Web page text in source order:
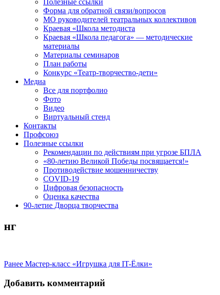
Полезные ссылки
Форма для обратной связи/вопросов
МО руководителей театральных коллективов
Краевая «Школа методиста
Краевая «Школа педагога» — методические
материалы
Материалы семинаров
План работы
Конкурс «Театр-творчество-дети»
Медиа
Все для портфолио
Фото
Видео
Виртуальный стенд
Контакты
Профсоюз
Полезные ссылки
Рекомендации по действиям при угрозе БПЛА
«80-летию Великой Победы посвящается!»
Противодействие мошенничеству
COVID-19
Цифровая безопасность
Оценка качества
90-летие Дворца творчества
нг
Навигация
по
записям
Ранее Предыдущая
Мастер-класс «Игрушка для IT-Ёлки»
Добавить комментарий